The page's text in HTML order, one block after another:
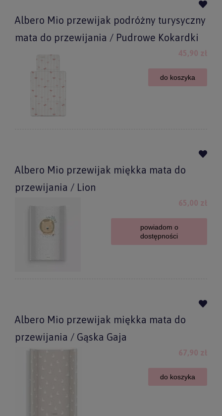
Albero Mio przewijak podróżny turysyczny
mata do przewijania / Pudrowe Kokardki
45,90 zł
do koszyka
Albero Mio przewijak miękka mata do
przewijania / Lion
65,00 zł
powiadom o
dostępności
Albero Mio przewijak miękka mata do
przewijania / Gąska Gaja
67,90 zł
do koszyka